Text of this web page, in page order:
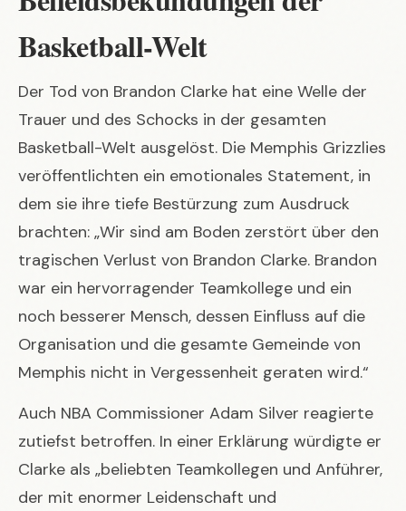
Basketball-Welt
Der Tod von Brandon Clarke hat eine Welle der
Trauer und des Schocks in der gesamten
Basketball-Welt ausgelöst. Die Memphis Grizzlies
veröffentlichten ein emotionales Statement, in
dem sie ihre tiefe Bestürzung zum Ausdruck
brachten: „Wir sind am Boden zerstört über den
tragischen Verlust von Brandon Clarke. Brandon
war ein hervorragender Teamkollege und ein
noch besserer Mensch, dessen Einfluss auf die
Organisation und die gesamte Gemeinde von
Memphis nicht in Vergessenheit geraten wird.“
Auch NBA Commissioner Adam Silver reagierte
zutiefst betroffen. In einer Erklärung würdigte er
Clarke als „beliebten Teamkollegen und Anführer,
der mit enormer Leidenschaft und